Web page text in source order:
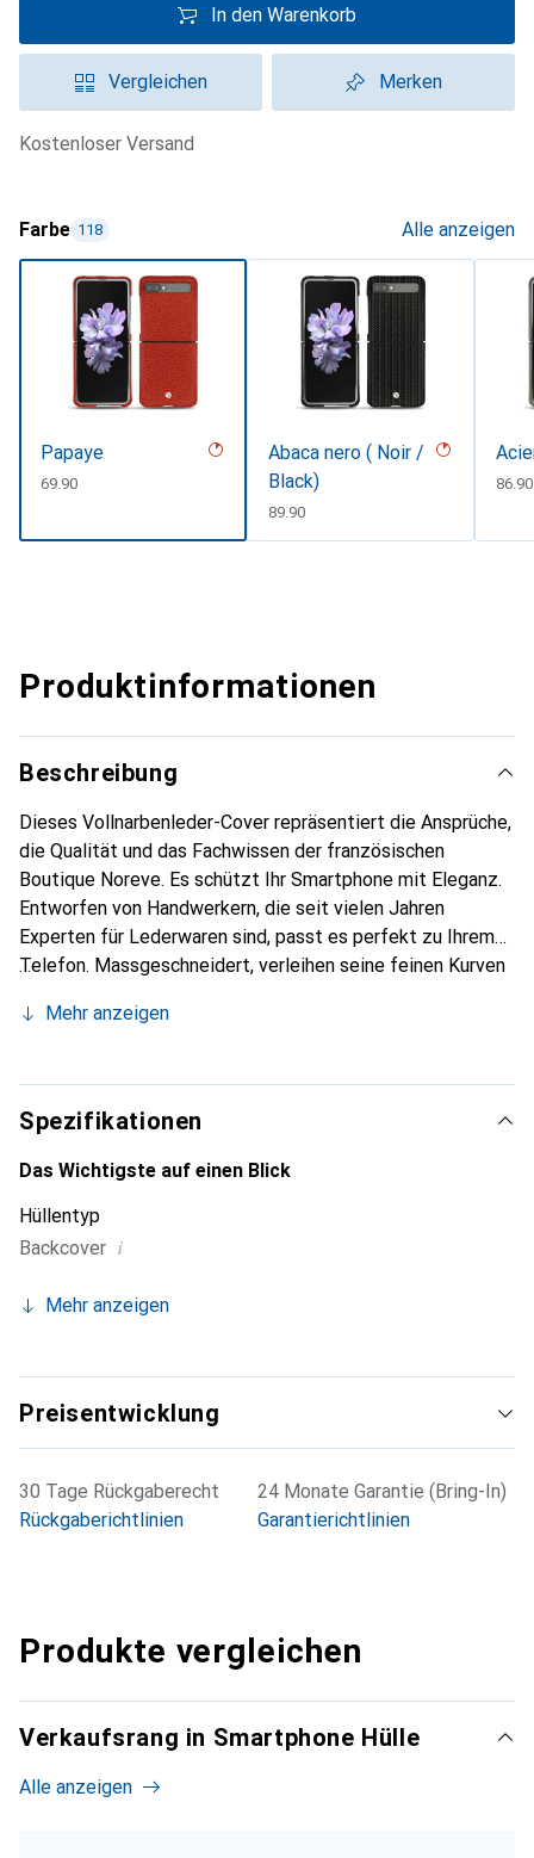
In den Warenkorb
Vergleichen Merken
kostenloser Versand
Farbe 118 Alle anzeigen
Papaye
CHF
69.90
Abaca nero ( Noir /
Black)
CHF
89.90
CHF
86.90
Produktinformationen
Beschreibung
Dieses Vollnarbenleder-Cover repräsentiert die Ansprüche,
die Qualität und das Fachwissen der französischen
Boutique Noreve. Es schützt Ihr Smartphone mit Eleganz.
Entworfen von Handwerkern, die seit vielen Jahren
Experten für Lederwaren sind, passt es perfekt zu Ihrem
Telefon. Massgeschneidert, verleihen seine feinen Kurven
unverzichtbaren Accessoire für Ihr Smartphone.
die Marke Noreve eine sichere Wahl für eine
anspruchsvolle Kundschaft.
Mehr anzeigen
Spezifikationen
Das Wichtigste auf einen Blick
Hüllentyp
Backcover i
Mehr anzeigen
Preisentwicklung
30 Tage Rückgaberecht
Rückgaberichtlinien
24 Monate Garantie (Bring-In)
Garantierichtlinien
Produkte vergleichen
Verkaufsrang in Smartphone Hülle
Alle anzeigen